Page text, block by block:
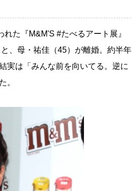
れた『M&M'S #たべるアート展』
と、母・祐佳（45）が離婚。約半年
実は「みんな前を向いてる。逆に
。